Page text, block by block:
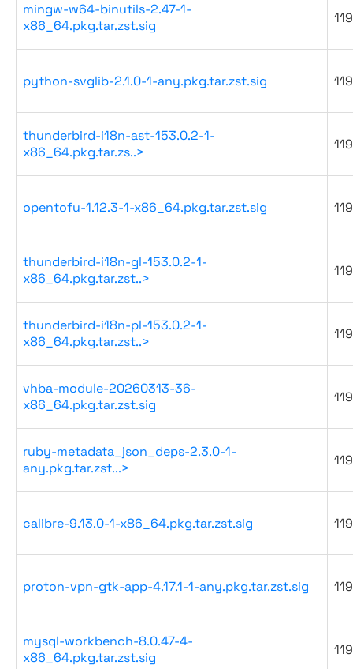
mingw-w64-binutils-2.47-1-
x86_64.pkg.tar.zst.sig
python-svglib-2.1.0-1-any.pkg.tar.zst.sig
thunderbird-i18n-ast-153.0.2-1-
x86_64.pkg.tar.zs..>
opentofu-1.12.3-1-x86_64.pkg.tar.zst.sig
thunderbird-i18n-gl-153.0.2-1-
x86_64.pkg.tar.zst..>
thunderbird-i18n-pl-153.0.2-1-
x86_64.pkg.tar.zst..>
vhba-module-20260313-36-
x86_64.pkg.tar.zst.sig
ruby-metadata_json_deps-2.3.0-1-
any.pkg.tar.zst...>
calibre-9.13.0-1-x86_64.pkg.tar.zst.sig
proton-vpn-gtk-app-4.17.1-1-any.pkg.tar.zst.sig
mysql-workbench-8.0.47-4-
x86_64.pkg.tar.zst.sig